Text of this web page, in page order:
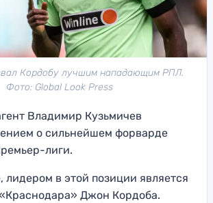
Кордобу лучшим нападающим РПЛ.
Фото: Global Look Press
Владимир Кузьмичев
о сильнейшем форварде
лиги.
лидером в этой позиции является
Джон Кордоба.